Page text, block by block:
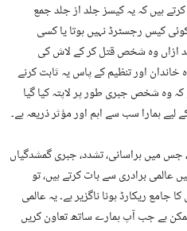
ہیں کہ یہ کیسز جلد از جلد جمع
کیس رجسٹرڈ نہیں ہوتا یا کسی
بعد ازاں وہ شخص قتل کر کے لاش کی
خاندان اور تنظیم کے پاس یہ ثابت کرنے
وہ شخص جبری طور پر لاپتہ کیا گیا
ہمارا سب سے اہم اور مؤثر ذریعہ ہے۔
میں ہراسانی، تشدد، جبری گمشدگیاں
عالمی برادری سے بات کرتے ہیں، تو
ریکارڈ ہونا ناگزیر ہے۔ یہ عالمی
ہے جب آپ ہمارے ساتھ تعاون کریں